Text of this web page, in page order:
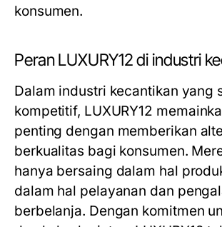
konsumen.
Peran LUXURY12 di industri
Dalam industri kecantikan yang
kompetitif, LUXURY12
penting dengan memberikan
berkualitas bagi konsumen.
hanya bersaing dalam hal
dalam hal pelayanan dan
berbelanja. Dengan komitmen